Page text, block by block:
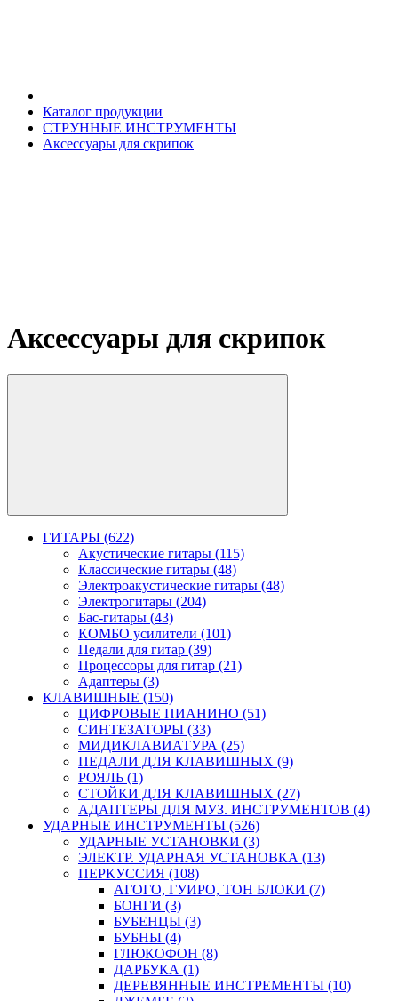
Каталог продукции
СТРУННЫЕ ИНСТРУМЕНТЫ
Аксессуары для скрипок
Аксессуары для скрипок
ГИТАРЫ (622)
Акустические гитары (115)
Классические гитары (48)
Электроакустические гитары (48)
Электрогитары (204)
Бас-гитары (43)
КОМБО усилители (101)
Педали для гитар (39)
Процессоры для гитар (21)
Адаптеры (3)
КЛАВИШНЫЕ (150)
ЦИФРОВЫЕ ПИАНИНО (51)
СИНТЕЗАТОРЫ (33)
МИДИКЛАВИАТУРА (25)
ПЕДАЛИ ДЛЯ КЛАВИШНЫХ (9)
РОЯЛЬ (1)
СТОЙКИ ДЛЯ КЛАВИШНЫХ (27)
АДАПТЕРЫ ДЛЯ МУЗ. ИНСТРУМЕНТОВ (4)
УДАРНЫЕ ИНСТРУМЕНТЫ (526)
УДАРНЫЕ УСТАНОВКИ (3)
ЭЛЕКТР. УДАРНАЯ УСТАНОВКА (13)
ПЕРКУССИЯ (108)
АГОГО, ГУИРО, ТОН БЛОКИ (7)
БОНГИ (3)
БУБЕНЦЫ (3)
БУБНЫ (4)
ГЛЮКОФОН (8)
ДАРБУКА (1)
ДЕРЕВЯННЫЕ ИНСТРЕМЕНТЫ (10)